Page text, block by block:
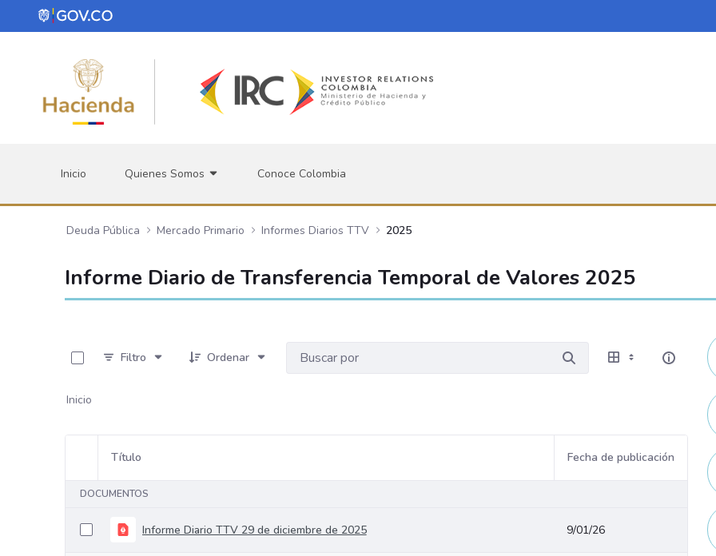
Saltar al contenido principal
Inicio Quienes Somos Conoce Colombia
Deuda Pública Mercado Primario Informes Diarios TTV 2025
Informe Diario de Transferencia Temporal de Valores 2025
Filtro
Ordenar
Inicio
Selección del elemento
Título Fecha de publicación
DOCUMENTOS
Informe Diario TTV 29 de diciembre de 2025 9/01/26